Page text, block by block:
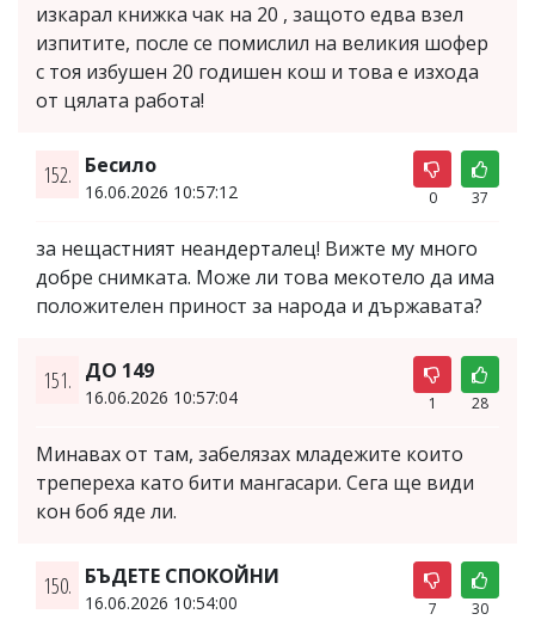
изкарал книжка чак на 20 , защото едва взел
изпитите, после се помислил на великия шофер
с тоя избушен 20 годишен кош и това е изхода
от цялата работа!
152. Бесило
16.06.2026 10:57:12 0 37
за нещастният неандерталец! Вижте му много
добре снимката. Може ли това мекотело да има
положителен приност за народа и държавата?
151. ДО 149
16.06.2026 10:57:04 1 28
Минавах от там, забелязах младежите които
трепереха като бити мангасари. Сега ще види
кон боб яде ли.
150. БЪДЕТЕ СПОКОЙНИ
16.06.2026 10:54:00 7 30